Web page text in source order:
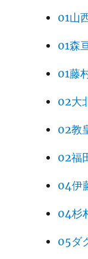
01山
01森
01藤
02大
02教
02福
04伊
04杉
05ダ